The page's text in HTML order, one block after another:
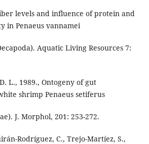
levels and influence of protein and
in Penaeus vannamei
Aquatic Living Resources 7:
L., 1989., Ontogeny of gut
shrimp Penaeus setiferus
J. Morphol, 201: 253-272.
Rodríguez, C., Trejo-Martíez, S.,